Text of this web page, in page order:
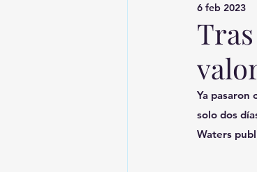
6 feb 2023
Ya pasaron
solo dos
Waters